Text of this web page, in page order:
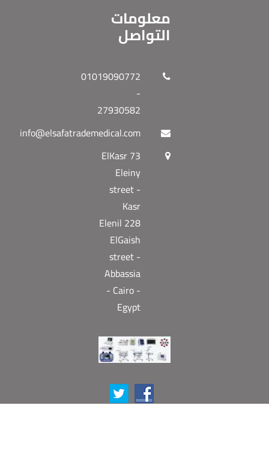
معلومات
التواصل
01019090772
-
27930582
info@elsafatrademedical.com
73 ElKasr
Eleiny
street -
Kasr
Elenil 228
ElGaish
street -
Abbassia
- Cairo -
Egypt